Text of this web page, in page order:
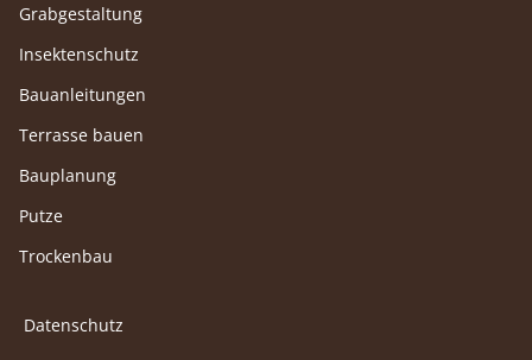
Grabgestaltung
Insektenschutz
Bauanleitungen
Terrasse bauen
Bauplanung
Putze
Trockenbau
Datenschutz